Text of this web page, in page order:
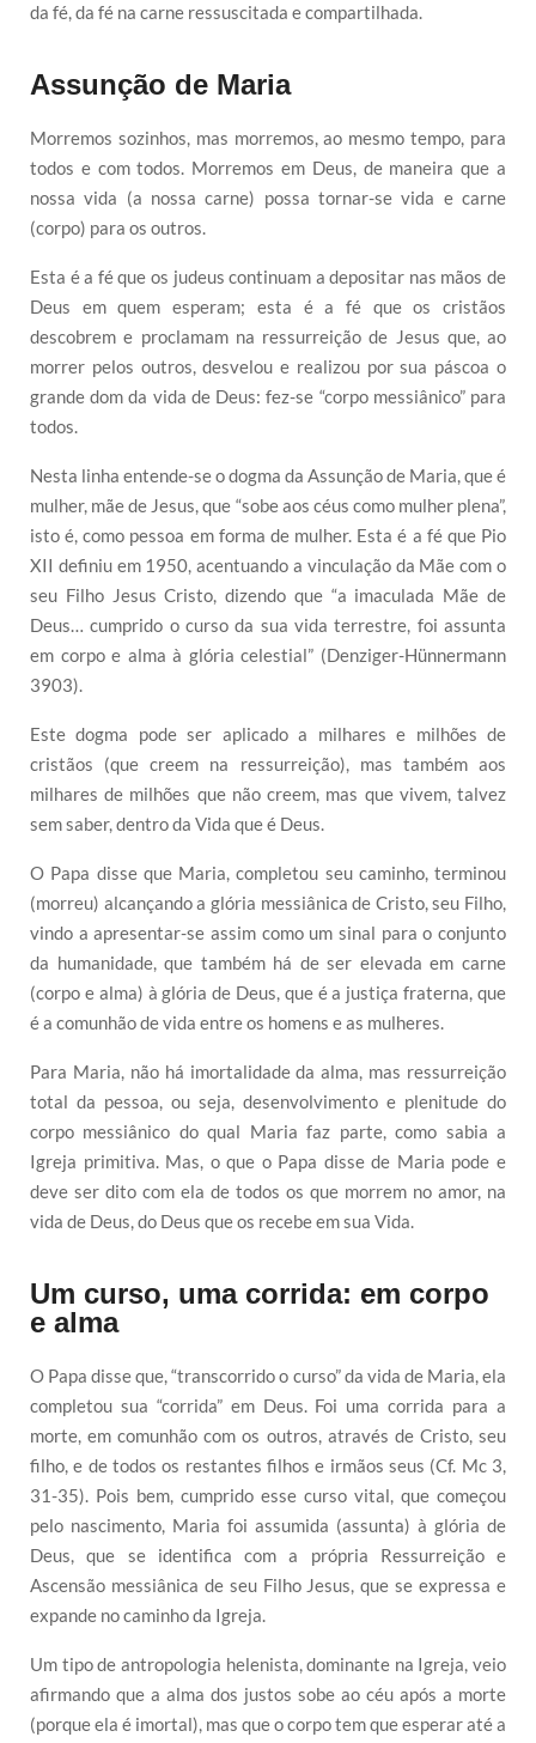
da fé, da fé na carne ressuscitada e compartilhada.
Assunção de Maria
Morremos sozinhos, mas morremos, ao mesmo tempo, para
todos e com todos. Morremos em Deus, de maneira que a
nossa vida (a nossa carne) possa tornar-se vida e carne
(corpo) para os outros.
Esta é a fé que os judeus continuam a depositar nas mãos de
Deus em quem esperam; esta é a fé que os cristãos
descobrem e proclamam na ressurreição de Jesus que, ao
morrer pelos outros, desvelou e realizou por sua páscoa o
grande dom da vida de Deus: fez-se “corpo messiânico” para
todos.
Nesta linha entende-se o dogma da Assunção de Maria, que é
mulher, mãe de Jesus, que “sobe aos céus como mulher plena”,
isto é, como pessoa em forma de mulher. Esta é a fé que Pio
XII definiu em 1950, acentuando a vinculação da Mãe com o
seu Filho Jesus Cristo, dizendo que “a imaculada Mãe de
Deus… cumprido o curso da sua vida terrestre, foi assunta
em corpo e alma à glória celestial” (Denziger-Hünnermann
3903).
Este dogma pode ser aplicado a milhares e milhões de
cristãos (que creem na ressurreição), mas também aos
milhares de milhões que não creem, mas que vivem, talvez
sem saber, dentro da Vida que é Deus.
O Papa disse que Maria, completou seu caminho, terminou
(morreu) alcançando a glória messiânica de Cristo, seu Filho,
vindo a apresentar-se assim como um sinal para o conjunto
da humanidade, que também há de ser elevada em carne
(corpo e alma) à glória de Deus, que é a justiça fraterna, que
é a comunhão de vida entre os homens e as mulheres.
Para Maria, não há imortalidade da alma, mas ressurreição
total da pessoa, ou seja, desenvolvimento e plenitude do
corpo messiânico do qual Maria faz parte, como sabia a
Igreja primitiva. Mas, o que o Papa disse de Maria pode e
deve ser dito com ela de todos os que morrem no amor, na
vida de Deus, do Deus que os recebe em sua Vida.
Um curso, uma corrida: em corpo
e alma
O Papa disse que, “transcorrido o curso” da vida de Maria, ela
completou sua “corrida” em Deus. Foi uma corrida para a
morte, em comunhão com os outros, através de Cristo, seu
filho, e de todos os restantes filhos e irmãos seus (Cf. Mc 3,
31-35). Pois bem, cumprido esse curso vital, que começou
pelo nascimento, Maria foi assumida (assunta) à glória de
Deus, que se identifica com a própria Ressurreição e
Ascensão messiânica de seu Filho Jesus, que se expressa e
expande no caminho da Igreja.
Um tipo de antropologia helenista, dominante na Igreja, veio
afirmando que a alma dos justos sobe ao céu após a morte
(porque ela é imortal), mas que o corpo tem que esperar até a